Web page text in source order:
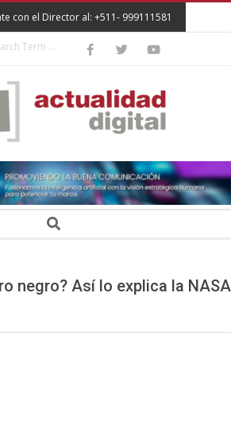
con el Director al: +511- 999111581
Search
negro? Así lo explica la NASA